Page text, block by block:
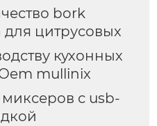
bork
цитрусовых
кухонных
mullinix
с usb-